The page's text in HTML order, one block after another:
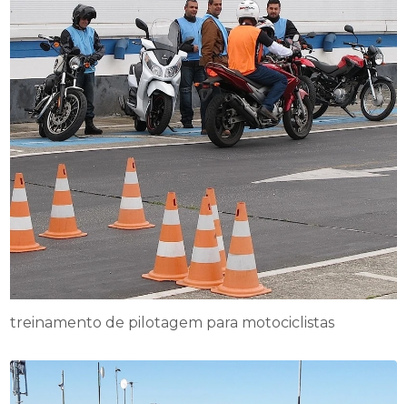
treinamento de pilotagem para motociclistas